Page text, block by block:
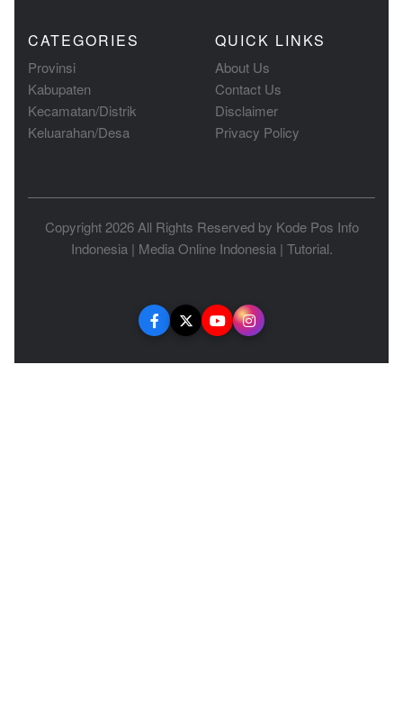
CATEGORIES
Provinsi
Kabupaten
Kecamatan/Distrik
Keluarahan/Desa
QUICK LINKS
About Us
Contact Us
Disclaimer
Privacy Policy
Copyright 2026 All Rights Reserved by Kode Pos Info
Indonesia| Media Online Indonesia| Tutorial.